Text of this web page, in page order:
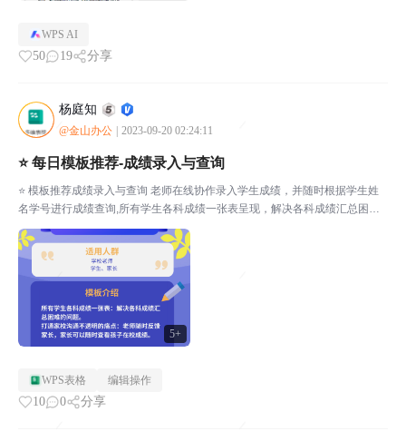
WPS AI
50 19 分享
杨庭知
@金山办公 2023-09-20 02:24:11
5+
⭐ 每日模板推荐-成绩录入与查询
⭐ 模板推荐成绩录入与查询 老师在线协作录入学生成绩，并随时根据学生姓
名学号进行成绩查询,所有学生各科成绩一张表呈现，解决各科成绩汇总困难
的问题。打通家校沟通不透明的痛点，老师随时反馈家长，家长可随时查看孩
子在校考试成绩。录入成绩学生通过姓名/学号查询📌模...
WPS表格 编辑操作
10 0 分享